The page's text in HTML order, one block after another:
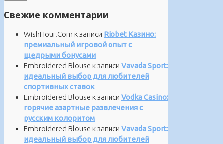
Свежие комментарии
WishHour.Com к записи Riobet Казино:
премиальный игровой опыт с
щедрыми бонусами
Embroidered Blouse к записи Vavada Sport:
идеальный выбор для любителей
спортивных ставок
Embroidered Blouse к записи Vodka Casino:
горячие азартные развлечения с
русским колоритом
Embroidered Blouse к записи Vavada Sport:
идеальный выбор для любителей